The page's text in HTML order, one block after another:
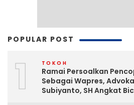
POPULAR POST
1 TOKOH
Ramai Persoalkan
Sebagai Wapres,
Subiyanto, SH Angkat